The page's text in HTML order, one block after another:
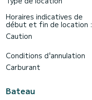
Horaires indicatives de
début et fin de location :
Caution
Conditions d'annulation
Carburant
Bateau